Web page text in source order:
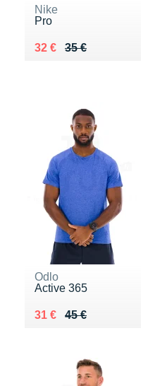
Nike
Pro
35 €
Au lieu de 35 €
32 €
Vendu 32 €
Odlo
Active 365
45 €
Au lieu de 45 €
31 €
Vendu 31 €